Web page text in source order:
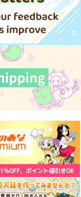
鬼が押しかけ看病しに
きた件。
ばびろん。
白澤×鬼灯
サンプル
作品詳細
1,540 （税込）
ユーリ!!! on ICE
ヴィクトル×勝生勇利
カート